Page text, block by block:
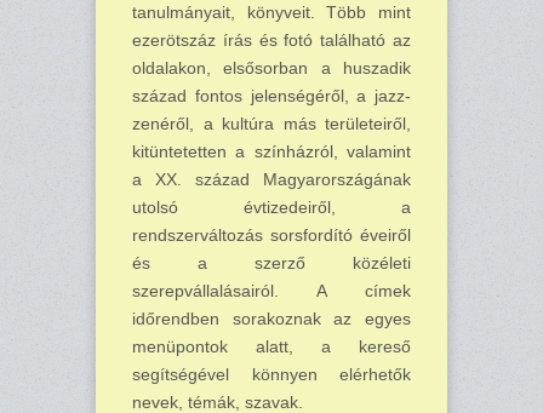
tanulmányait, könyveit. Több mint
ezerötszáz írás és fotó található az
oldalakon, elsősorban a huszadik
század fontos jelenségéről, a jazz-
zenéről, a kultúra más területeiről,
kitüntetetten a színházról, valamint
a XX. század Magyarországának
utolsó évtizedeiről, a
rendszerváltozás sorsfordító éveiről
és a szerző közéleti
szerepvállalásairól. A címek
időrendben sorakoznak az egyes
menüpontok alatt, a kereső
segítségével könnyen elérhetők
nevek, témák, szavak.